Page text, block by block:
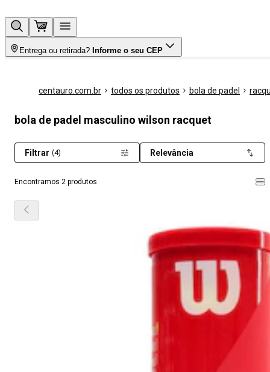
Entrega ou retirada? Informe o seu CEP
centauro.com.br todos os produtos bola de padel
bola de padel masculino wilson racquet
Encontramos 2 produtos
Filtrar (4) Relevância